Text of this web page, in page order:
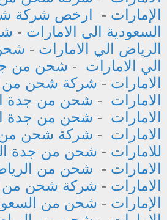
الإمارات - ارخص شركة
السعودية الى الامارات -
الرياض الي الامارات -
الي الامارات - شحن من
الامارات - شركة شحن من
الامارات - شحن من جدة
الامارات - شحن من جدة
الامارات - شركة شحن من
للامارات - شحن من جدة
الامارات - شحن من
الامارات - شركة شحن من
الإمارات - شحن من